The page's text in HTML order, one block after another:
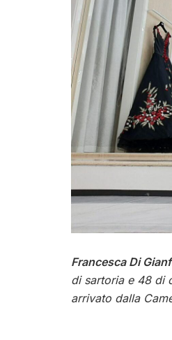
Francesca Di
di sartoria e 48 di
arrivato dalla